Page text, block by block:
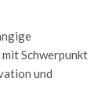
Schwerpunkt
und